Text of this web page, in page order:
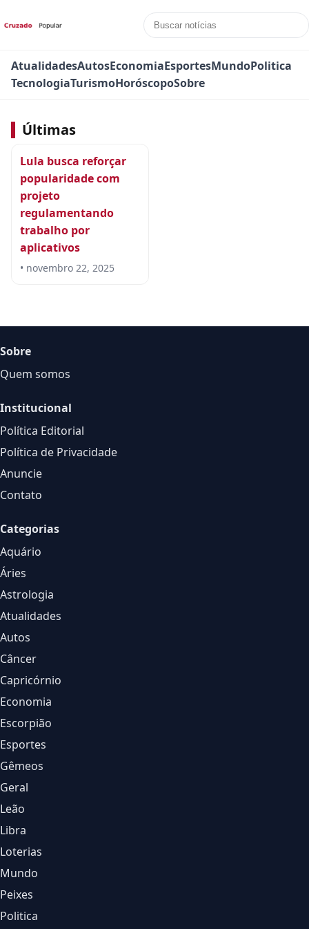
AtualidadesAutosEconomiaEsportesMundoPolitica
TecnologiaTurismoHoróscopoSobre
Últimas
Lula busca reforçar
popularidade com
projeto
regulamentando
trabalho por
aplicativos
• novembro 22, 2025
Sobre
Quem somos
Institucional
Política Editorial
Política de Privacidade
Anuncie
Contato
Categorias
Aquário
Áries
Astrologia
Atualidades
Autos
Câncer
Capricórnio
Economia
Escorpião
Esportes
Gêmeos
Geral
Leão
Libra
Loterias
Mundo
Peixes
Politica